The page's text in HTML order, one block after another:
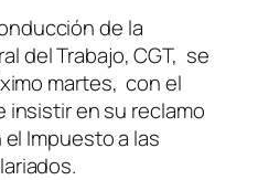
de la
del Trabajo, CGT, se
martes, con el
insistir en su reclamo
Impuesto a las